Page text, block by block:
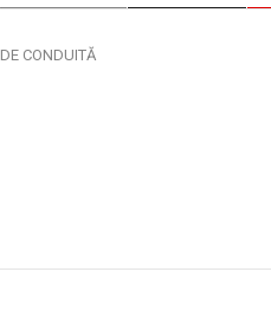
CONDUITĂ